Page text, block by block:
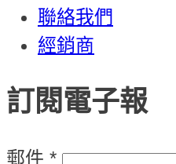
聯絡我們
經銷商
訂閱電子報
郵件 *